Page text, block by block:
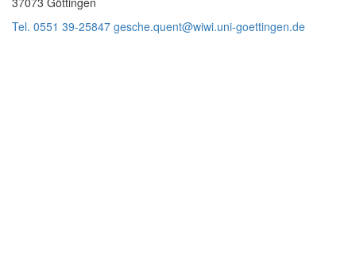
Tel. 0551 39-25847 gesche.quent@wiwi.uni-goettingen.de